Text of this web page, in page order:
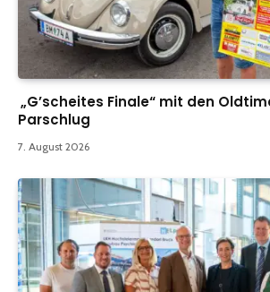
„G’scheites Finale“ mit den
Parschlug
7. August 2026